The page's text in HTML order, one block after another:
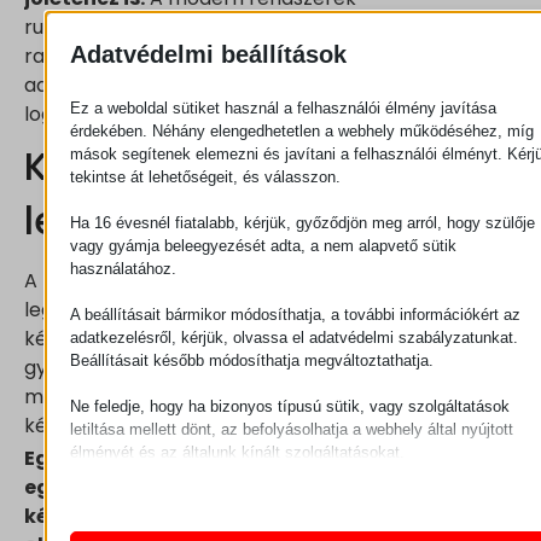
rugalmasságának köszönhetően a legkülönbözőbb
raktártípusokhoz és termékskálákhoz is
adaptálhatók, így széles körben alkalmazhatók a
logisztikai iparágban.
Készletellenőrzés és
leltározás
A készletellenőrzés és leltározás napjaink egyik
legnagyobb kihívása a raktári logisztikában. A
készletnyilvántartás megbízhatósága, a leltározás
gyorsasága és pontossága alapvetően
meghatározza, hogy a teljes ellátási lánc mennyire
képes hatékonyan működni.
Egyetlen eltérés, egy hibás nyilvántartás, vagy
egy késve felismert készlethiány súlyos
késedelmeket és pénzügyi veszteségeket
Adatvédelmi beállítások
Ez a weboldal sütiket használ a felhasználói élmény javítása
érdekében. Néhány elengedhetetlen a webhely működéséhez, míg
mások segítenek elemezni és javítani a felhasználói élményt.
tekintse át lehetőségeit, és válasszon.
Ha 16 évesnél fiatalabb, kérjük, győződjön meg arról, hogy szülője
vagy gyámja beleegyezését adta, a nem alapvető sütik
használatához.
A beállításait bármikor módosíthatja, a további információkért az
adatkezelésről, kérjük, olvassa el adatvédelmi szabályzatunkat.
Beállításait később módosíthatja megváltoztathatja.
Ne feledje, hogy ha bizonyos típusú sütik, vagy szolgáltatások
letiltása mellett dönt, az befolyásolhatja a webhely által nyújtott
élményét és az általunk kínált szolgáltatásokat.